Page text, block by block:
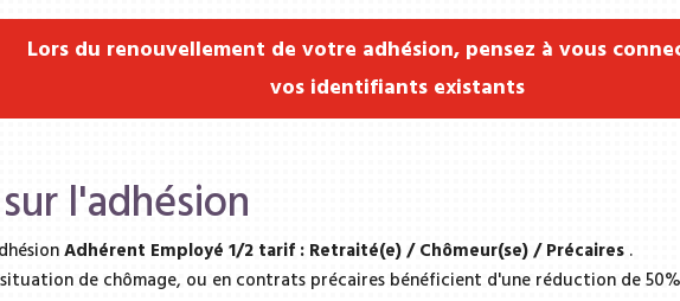
Lors du renouvellement de votre adhésion, pensez à vous
vos identifiants existants
l'adhésion
Adhérent Employé 1/2 tarif : Retraité(e) / Chômeur(se) / Précaires .
de chômage, ou en contrats précaires bénéficient d'une réduction de